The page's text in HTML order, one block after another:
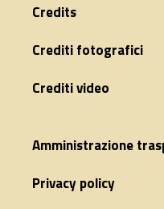
Credits
Crediti fotografici
Crediti video
Amministrazione
Privacy policy